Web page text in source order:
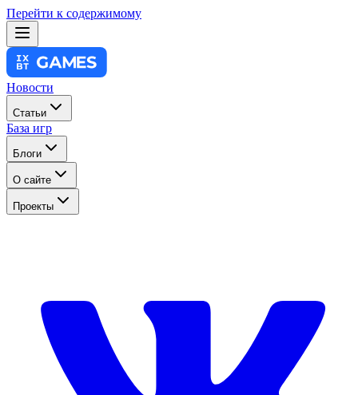
Перейти к содержимому
Новости
Статьи
База игр
Блоги
О сайте
Проекты